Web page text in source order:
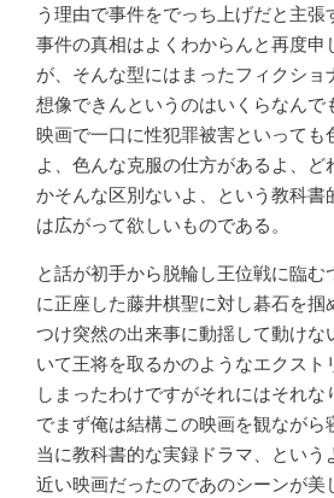
う理由で事件をでっち上げだと主張
事件の真相はよくわからんと再度申
が、そんな型にはまったフィクショ
想像できんというのはいくらなんで
映画で一口に性犯罪被害といっても
よ、色んな克服の仕方があるよ、ど
かそんな区別ないよ、という教科書
は広がって欲しいものである。
と話が初手から脱輪し王位戦に臨
に正座した藤井棋聖に対し碁石を掴
つけ突然の出来事に動揺して動けな
いて王将を取るかのようなエクスト
しまったわけですがそれにはそれな
でまず俺は結構この映画を観ながら
当に教科書的な実録ドラマ、という
近い映画だったのであのシーンが美